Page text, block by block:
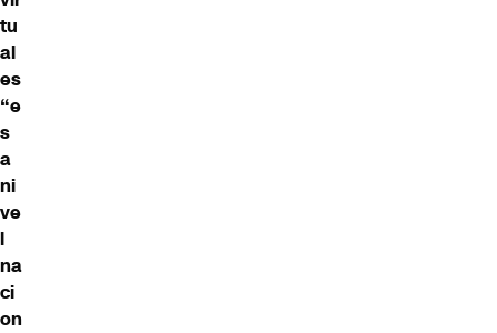
tu
al
es
“e
s
a
ni
ve
l
na
ci
on